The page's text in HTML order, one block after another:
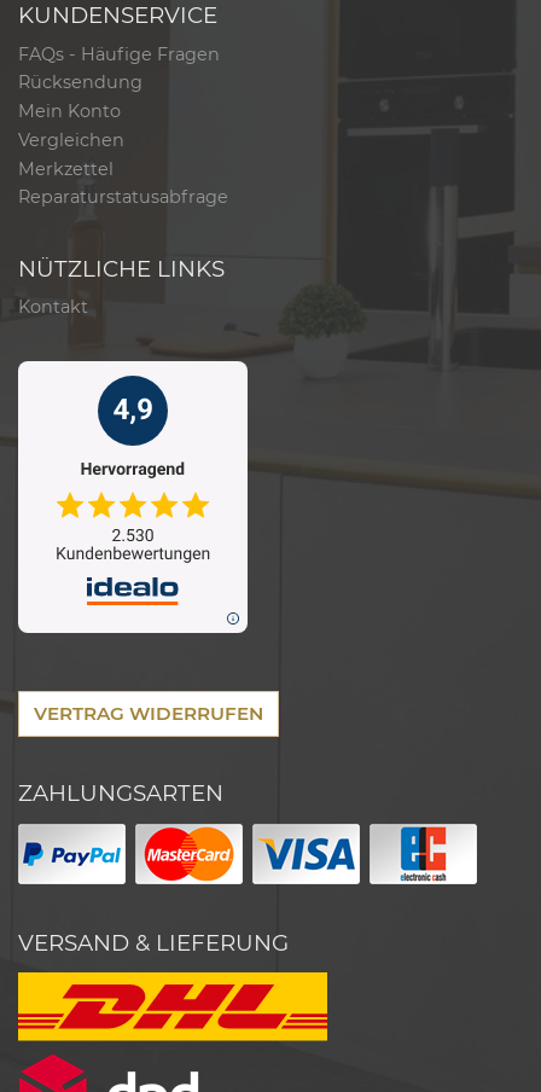
KUNDENSERVICE
FAQs - Häufige Fragen
Rücksendung
Mein Konto
Vergleichen
Merkzettel
Reparaturstatusabfrage
NÜTZLICHE LINKS
Kontakt
VERTRAG WIDERRUFEN
ZAHLUNGSARTEN
VERSAND & LIEFERUNG